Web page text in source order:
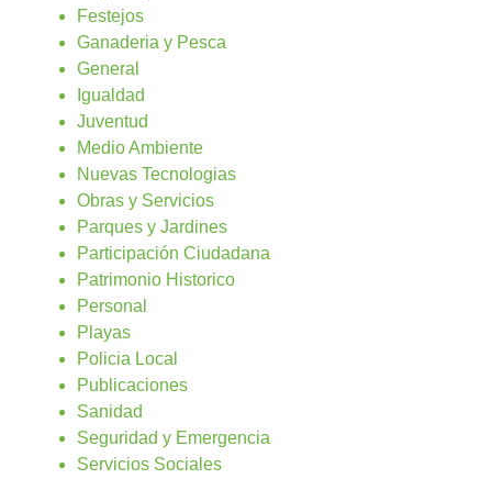
Festejos
Ganaderia y Pesca
General
Igualdad
Juventud
Medio Ambiente
Nuevas Tecnologias
Obras y Servicios
Parques y Jardines
Participación Ciudadana
Patrimonio Historico
Personal
Playas
Policia Local
Publicaciones
Sanidad
Seguridad y Emergencia
Servicios Sociales